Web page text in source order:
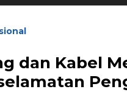
dan Kabel